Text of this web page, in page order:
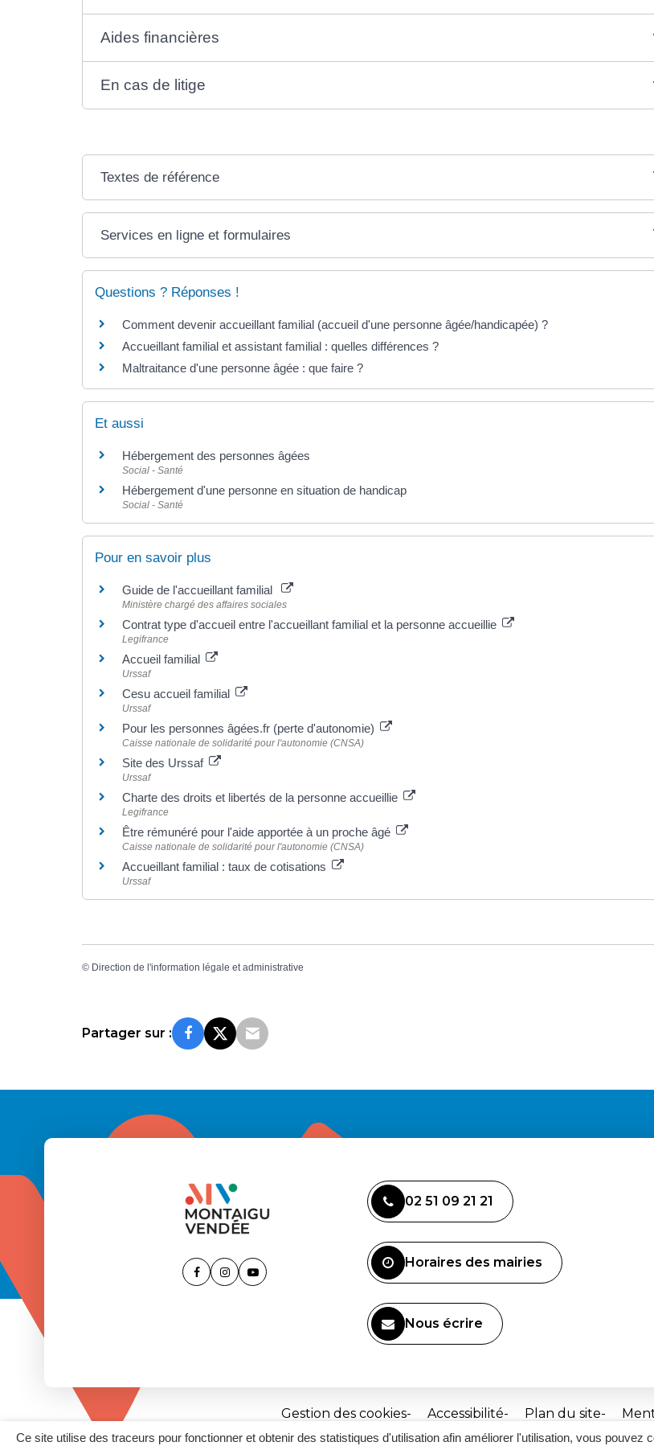
Ce site utilise des traceurs pour fonctionner et obtenir des statistiques d'utilisation afin améliorer l'utilisation, vous pouvez
Aides financières
En cas de litige
Textes de référence
Services en ligne et formulaires
Questions ? Réponses !
Comment devenir accueillant familial (accueil d'une personne âgée/handicapée) ?
Accueillant familial et assistant familial : quelles différences ?
Maltraitance d'une personne âgée : que faire ?
Et aussi
Hébergement des personnes âgées
Social - Santé
Hébergement d'une personne en situation de handicap
Social - Santé
Pour en savoir plus
Guide de l'accueillant familial
Ministère chargé des affaires sociales
Contrat type d'accueil entre l'accueillant familial et la personne accueillie
Legifrance
Accueil familial
Urssaf
Cesu accueil familial
Urssaf
Pour les personnes âgées.fr (perte d'autonomie)
Caisse nationale de solidarité pour l'autonomie (CNSA)
Site des Urssaf
Urssaf
Charte des droits et libertés de la personne accueillie
Legifrance
Être rémunéré pour l'aide apportée à un proche âgé
Caisse nationale de solidarité pour l'autonomie (CNSA)
Accueillant familial : taux de cotisations
Urssaf
© Direction de l'information légale et administrative
Partager sur :
Lien Lien Lien
02 51 09 21 21
Horaires des mairies
Nous écrire
Gestion des cookies Accessibilité Plan du site